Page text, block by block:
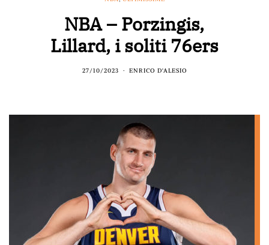
NBA – Porzingis,
Lillard, i soliti 76ers
27/10/2023 ENRICO D'ALESIO